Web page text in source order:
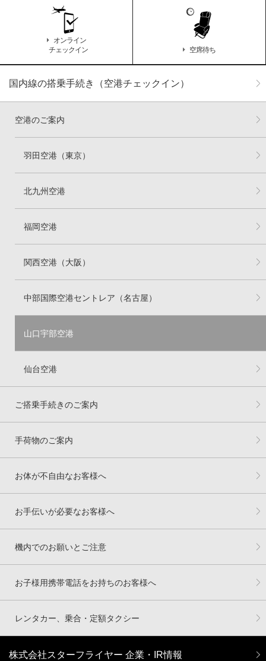
国内線の搭乗手続き（空港チェックイン）
空港のご案内
羽田空港（東京）
北九州空港
福岡空港
関西空港（大阪）
中部国際空港セントレア（名古屋）
山口宇部空港
仙台空港
ご搭乗手続きのご案内
手荷物のご案内
お体が不自由なお客様へ
お手伝いが必要なお客様へ
機内でのお願いとご注意
お子様用携帯電話をお持ちのお客様へ
レンタカー、乗合・定額タクシー
オンライン
チェックイン
空席待ち
株式会社スターフライヤー 企業・IR情報